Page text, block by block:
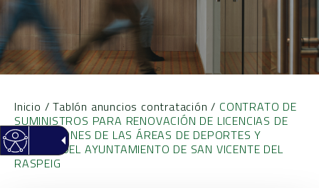
Inicio /Tablón anuncios contratación / CONTRATO DE
SUMINISTROS PARA RENOVACIÓN DE LICENCIAS DE
APLICACIONES DE LAS ÁREAS DE DEPORTES Y
EMPLEO DEL AYUNTAMIENTO DE SAN VICENTE DEL
RASPEIG